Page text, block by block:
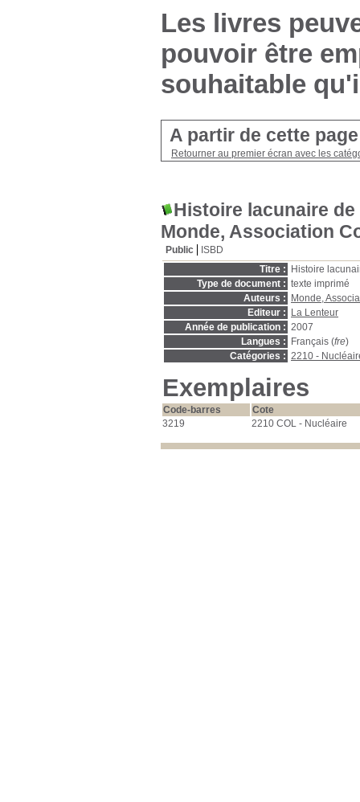
Les livres
pouvoir être
souhaitable
A partir de cette
Retourner au premier écran avec les
Histoire lacunaire
Monde, Association
Public
ISBD
Titre :
Histoire
Type de document : texte imprimé
Auteurs :
Monde,
Editeur :
La Lenteur
Année de publication : 2007
Langues :
Français (fre)
Catégories : 2210 -
Exemplaires
Code-barres
Cote
3219
2210 COL - Nucléaire